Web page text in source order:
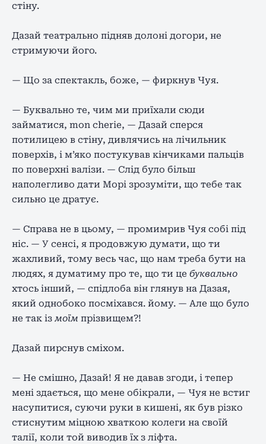
стіну.
Дазай театрально підняв долоні догори, не
стримуючи його.
— Що за спектакль, боже, — фиркнув Чуя.
— Буквально те, чим ми приїхали сюди
займатися, mon cherie, — Дазай сперся
потилицею в стіну, дивлячись на лічильник
поверхів, і м’яко постукував кінчиками пальців
по поверхні валізи. — Слід було більш
наполегливо дати Морі зрозуміти, що тебе так
сильно це дратує.
— Справа не в цьому, — промимрив Чуя собі під
ніс. — У сенсі, я продовжую думати, що ти
жахливий, тому весь час, що нам треба бути на
людях, я думатиму про те, що ти це буквально
хтось інший, — спідлоба він глянув на Дазая,
який однобоко посміхався. йому. — Але що було
не так із моїм прізвищем?!
Дазай пирснув сміхом.
— Не смішно, Дазай! Я не давав згоди, і тепер
мені здається, що мене обікрали, — Чуя не встиг
насупитися, суючи руки в кишені, як був різко
стиснутим міцною хваткою колеги на своїй
талії, коли той виводив їх з ліфта.